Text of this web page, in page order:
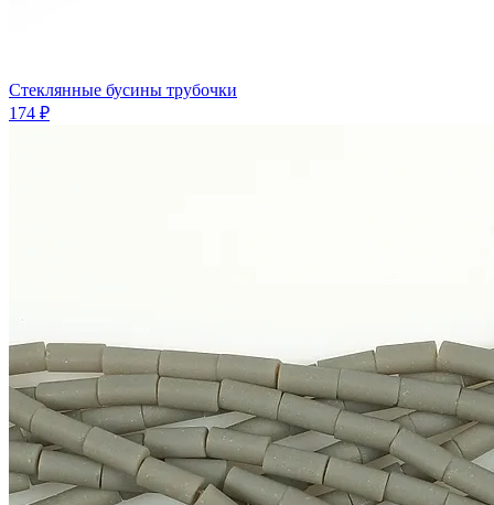
Стеклянные бусины трубочки
174 ₽